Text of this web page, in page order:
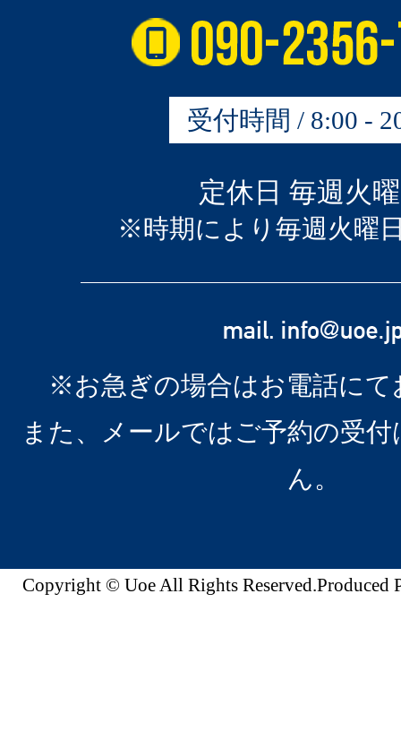
受付時間 / 8:00 -
定休日 毎週火
※時期により毎週火曜
※お急ぎの場合はお電話にて
また、メールではご予約の受
ん。
Copyright © Uoe All Rights Reserved.Produced